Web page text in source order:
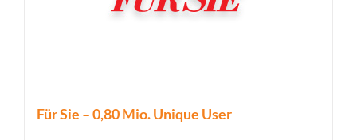
Für Sie – 0,80 Mio. Unique User